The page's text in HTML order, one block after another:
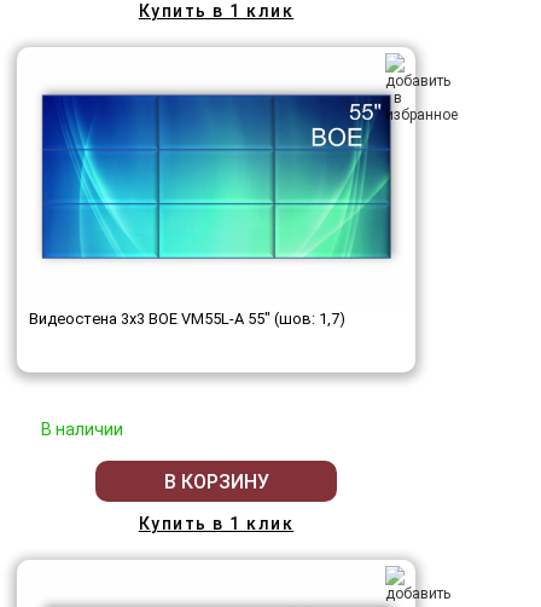
Купить в 1 клик
Видеостена 3x3 BOE VM55L-A 55" (шов: 1,7)
В наличии
В КОРЗИНУ
Купить в 1 клик